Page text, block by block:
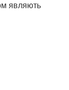
являють